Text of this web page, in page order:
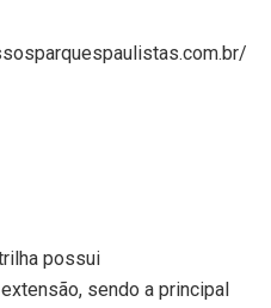
possui
sendo a principal